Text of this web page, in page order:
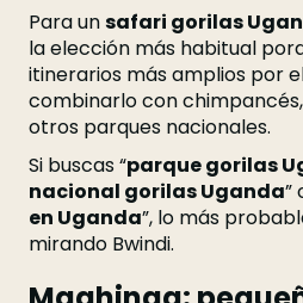
Para unsafari gorilas
la elección más habitual
itinerarios más amplios por
combinarlo con
otros parques nacionales.
Si buscas “parque gorilas
nacional gorilas Uganda”
en Uganda”, lo más
mirando Bwindi.